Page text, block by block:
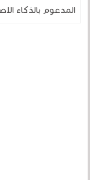
المدعوم بالذكاء